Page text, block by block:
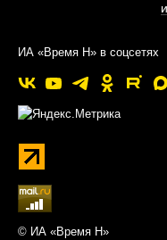
ИА «Время Н» в соцсетях
© ИА «Время Н»